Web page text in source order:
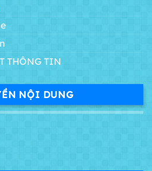
THÔNG TIN
NỘI DUNG